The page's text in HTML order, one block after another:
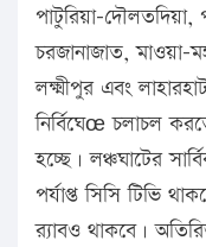
পাটুরিয়া-দৌলতদিয়া,
চরজানাজাত, মাওয়া-
লক্ষ্মীপুর এবং
নির্বিঘেœ চলাচল
হচ্ছে। লঞ্চঘাটের
পর্যাপ্ত সিসি টিভি
র‌্যাবও থাকবে।